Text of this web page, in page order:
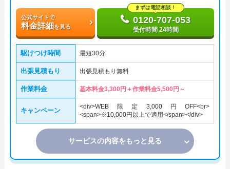
公式サイトで
料金詳細を見る
まずは電話相談！
0120-707-053
受付時間 24時間
駆けつけ時間 最短30分
出張見積もり 出張見積もり無料
作業料金 基本料金3,300円＋作業料金5,500円～
キャンペーン
<div>WEB限定3,000円OFF<br>
<span>※10,000円以上で適用</span></div>
サービスの内容をもっと見る